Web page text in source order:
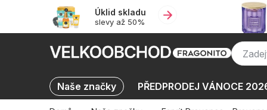
obsah
Úklid skladu
slevy až 50%
Naše značky PŘEDPRODEJ VÁNOCE